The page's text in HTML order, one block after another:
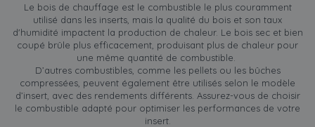
Le bois de chauffage est le combustible le plus couramment
utilisé dans les inserts, mais la qualité du bois et son taux
d'humidité impactent la production de chaleur. Le bois sec et bien
coupé brûle plus efficacement, produisant plus de chaleur pour
une même quantité de combustible.
D’autres combustibles, comme les pellets ou les bûches
compressées, peuvent également être utilisés selon le modèle
d’insert, avec des rendements différents. Assurez-vous de choisir
le combustible adapté pour optimiser les performances de votre
insert.